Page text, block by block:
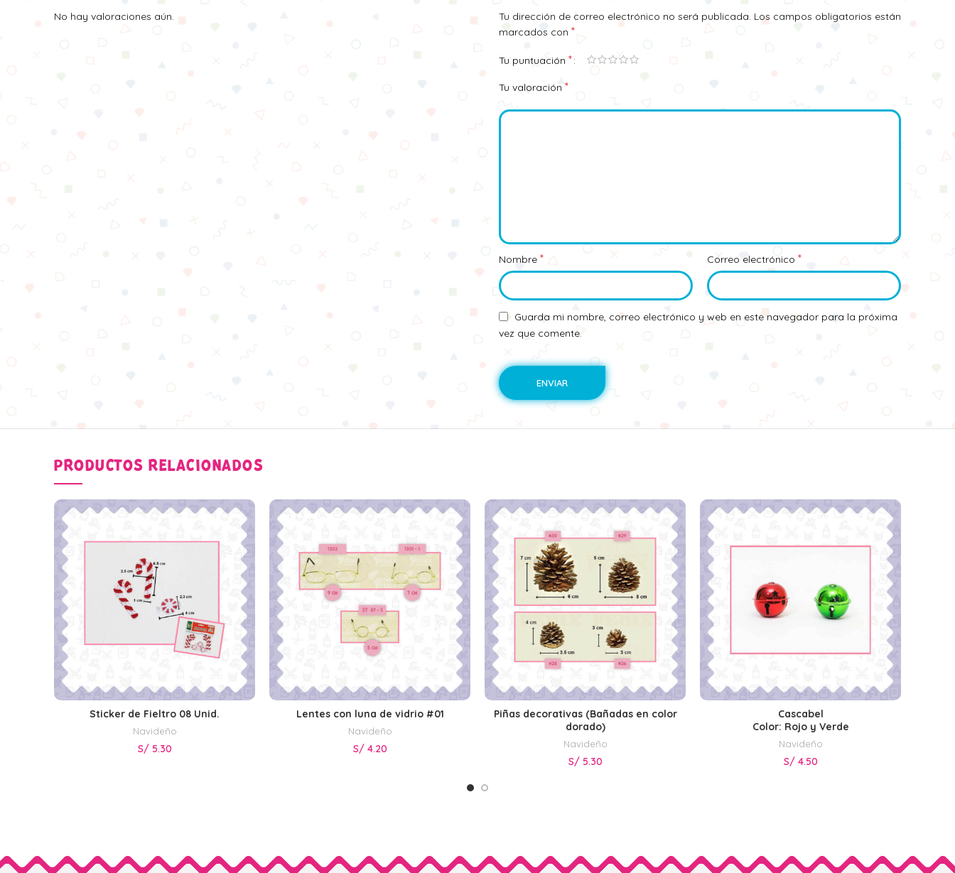
No hay valoraciones aún. Tu dirección de correo electrónico no será publicada. Los campos obligatorios están
marcados con *
Tu puntuación *
Tu valoración *
Nombre * Correo electrónico *
Guarda mi nombre, correo electrónico y web en este navegador para la próxima
vez que comente.
PRODUCTOS RELACIONADOS
AÑADIR AL CARRITO
Sticker de Fieltro 08 Unid.
Navideño
S/ 5.30
SELECCIONAR OPCIONES
Lentes con luna de vidrio #01
Navideño
S/ 4.20
SELECCIONAR OPCIONES
Piñas decorativas (Bañadas en color
dorado)
Navideño
S/ 5.30
SELECCIONAR OPCIONES
Cascabel
Color: Rojo y Verde
Navideño
S/ 4.50